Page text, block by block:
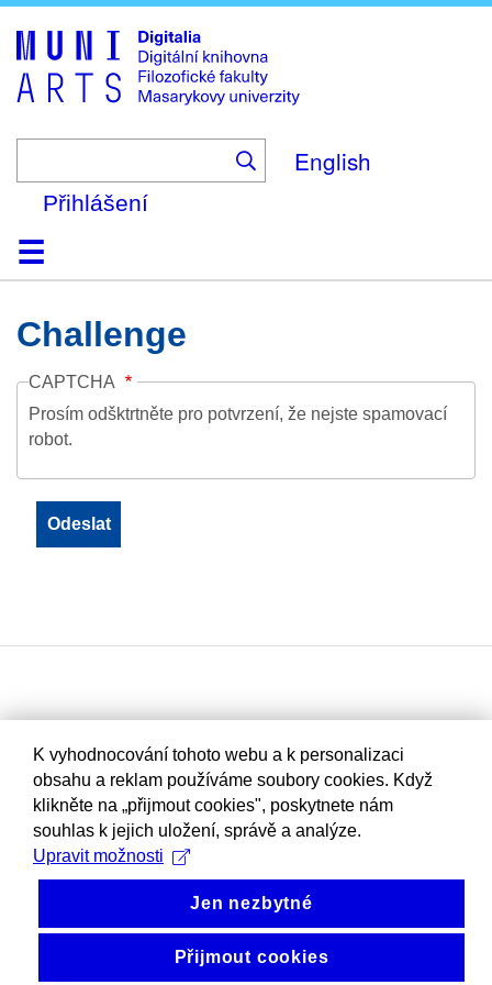
to
main
content
English
Přihlášení
DomůKolekce
Prohlížení
Vyhledávání
O platformě
Nápověda
KontaktDigitalia
Challenge
CAPTCHA
Prosím odšktrtněte pro potvrzení, že nejste spamovací
robot.
K vyhodnocování tohoto webu a k personalizaci
obsahu a reklam používáme soubory cookies. Když
klikněte na „přijmout cookies", poskytnete nám
souhlas k jejich uložení, správě a analýze.
Upravit možnosti
Jen nezbytné
Přijmout cookies